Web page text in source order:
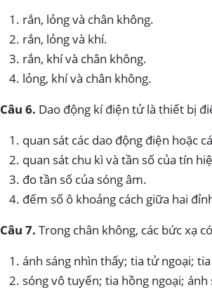
rắn, lỏng và chân không.
rắn, lỏng và khí.
rắn, khí và chân không.
lỏng, khí và chân không.
Câu 6. Dao động kí điện tử là thiết bị
quan sát các dao động điện hoặc
quan sát chu kì và tần số của tín
đo tần số của sóng âm.
đếm số ô khoảng cách giữa hai
Câu 7. Trong chân không, các bức xạ
ánh sáng nhìn thấy; tia tử ngoại;
sóng vô tuyến; tia hồng ngoại;